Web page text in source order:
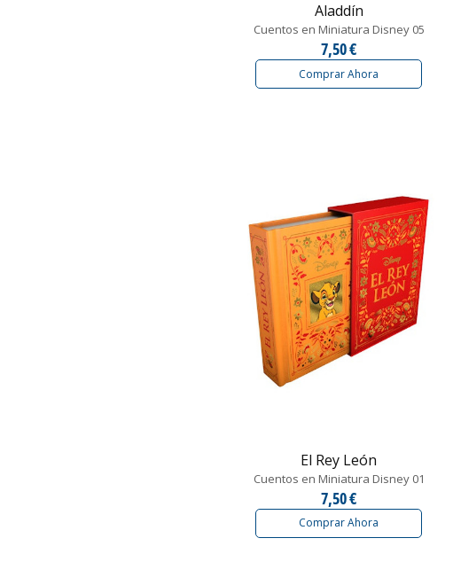
Aladdín
Cuentos en Miniatura Disney 05
7,50 €
Comprar Ahora
El Rey León
Cuentos en Miniatura Disney 01
7,50 €
Comprar Ahora